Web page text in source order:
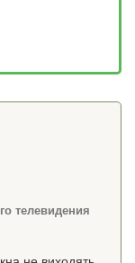
телевидения